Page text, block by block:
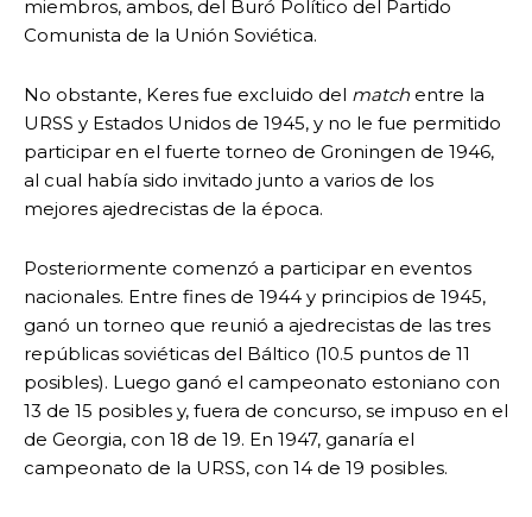
miembros, ambos, del Buró Político del Partido
Comunista de la Unión Soviética.
No obstante, Keres fue excluido del match entre la
URSS y Estados Unidos de 1945, y no le fue permitido
participar en el fuerte torneo de Groningen de 1946,
al cual había sido invitado junto a varios de los
mejores ajedrecistas de la época.
Posteriormente comenzó a participar en eventos
nacionales. Entre fines de 1944 y principios de 1945,
ganó un torneo que reunió a ajedrecistas de las tres
repúblicas soviéticas del Báltico (10.5 puntos de 11
posibles). Luego ganó el campeonato estoniano con
13 de 15 posibles y, fuera de concurso, se impuso en el
de Georgia, con 18 de 19. En 1947, ganaría el
campeonato de la URSS, con 14 de 19 posibles.